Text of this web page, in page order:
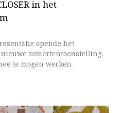
in het
opende het
zomertentoonstelling.
te mogen werken.